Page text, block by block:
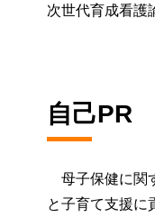
次世代育成看護
自己PR
母子保健に関
と子育て支援に